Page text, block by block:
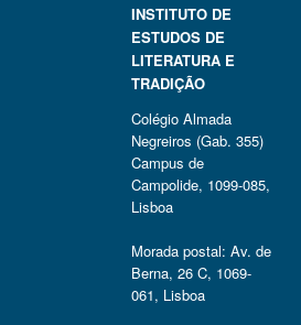
INSTITUTO DE
ESTUDOS DE
LITERATURA E
TRADIÇÃO
Colégio Almada
Negreiros (Gab. 355)
Campus de
Campolide, 1099-085,
Lisboa
Morada postal: Av. de
Berna, 26 C, 1069-
061, Lisboa